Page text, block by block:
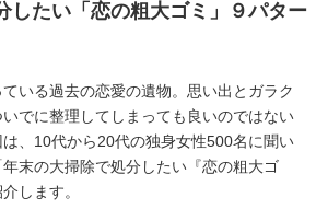
したい「恋の粗大ゴミ」９パター
いる過去の恋愛の遺物。思い出とガラク
でに整理してしまっても良いのではない
、10代から20代の独身女性500名に聞い
末の大掃除で処分したい『恋の粗大ゴ
します。